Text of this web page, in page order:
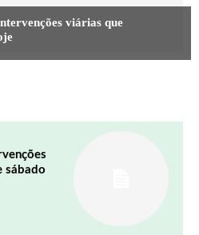
viárias que
sábado